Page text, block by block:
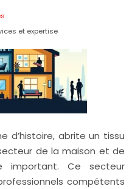
et expertise
d’histoire, abrite un tissu
de la maison et de
important. Ce secteur
compétents